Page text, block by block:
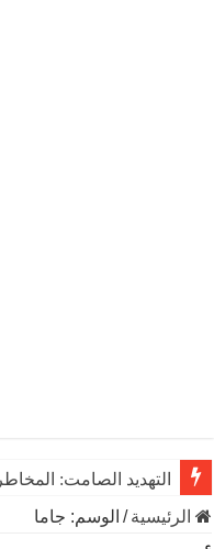
التهديد الصامت:
الرئيسية/ الوسم: جاما